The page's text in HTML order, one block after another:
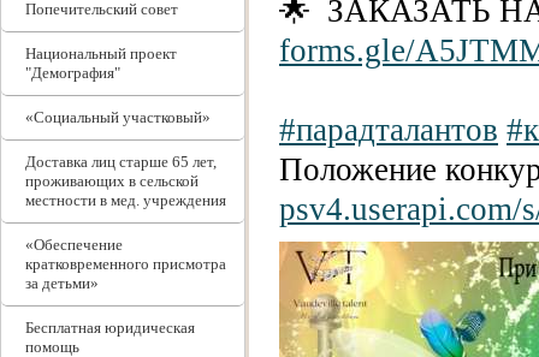
Попечительский совет
Национальный проект
"Демография"
«Социальный участковый»
Доставка лиц старше 65 лет,
проживающих в сельской
местности в мед. учреждения
«Обеспечение
кратковременного присмотра
за детьми»
Бесплатная юридическая
помощь
ЗАКАЗАТЬ
forms.gle/
#парадталантов
Положение
psv4.userapi.com/